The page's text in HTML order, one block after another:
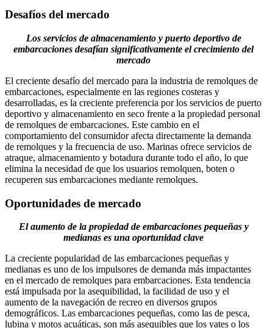
Desafíos del mercado
Los servicios de almacenamiento y puerto deportivo de
embarcaciones desafían significativamente el crecimiento del
mercado
El creciente desafío del mercado para la industria de remolques de
embarcaciones, especialmente en las regiones costeras y
desarrolladas, es la creciente preferencia por los servicios de puerto
deportivo y almacenamiento en seco frente a la propiedad personal
de remolques de embarcaciones. Este cambio en el
comportamiento del consumidor afecta directamente la demanda
de remolques y la frecuencia de uso. Marinas ofrece servicios de
atraque, almacenamiento y botadura durante todo el año, lo que
elimina la necesidad de que los usuarios remolquen, boten o
recuperen sus embarcaciones mediante remolques.
Oportunidades de mercado
El aumento de la propiedad de embarcaciones pequeñas y
medianas es una oportunidad clave
La creciente popularidad de las embarcaciones pequeñas y
medianas es uno de los impulsores de demanda más impactantes
en el mercado de remolques para embarcaciones. Esta tendencia
está impulsada por la asequibilidad, la facilidad de uso y el
aumento de la navegación de recreo en diversos grupos
demográficos. Las embarcaciones pequeñas, como las de pesca,
lubina y motos acuáticas, son más asequibles que los yates o los